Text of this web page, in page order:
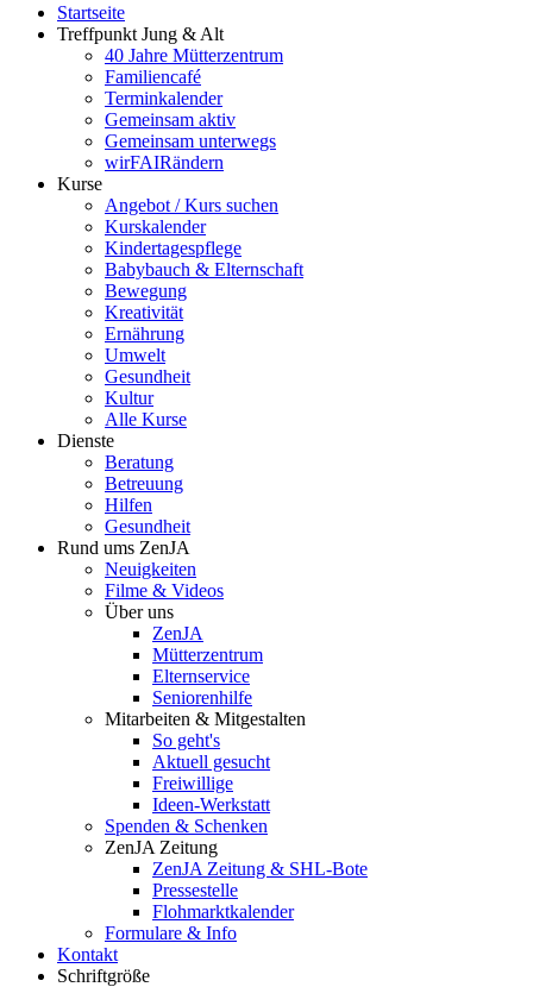
Startseite
Treffpunkt Jung & Alt
40 Jahre Mütterzentrum
Familiencafé
Terminkalender
Gemeinsam aktiv
Gemeinsam unterwegs
wirFAIRändern
Kurse
Angebot / Kurs suchen
Kurskalender
Kindertagespflege
Babybauch & Elternschaft
Bewegung
Kreativität
Ernährung
Umwelt
Gesundheit
Kultur
Alle Kurse
Dienste
Beratung
Betreuung
Hilfen
Gesundheit
Rund ums ZenJA
Neuigkeiten
Filme & Videos
Über uns
ZenJA
Mütterzentrum
Elternservice
Seniorenhilfe
Mitarbeiten & Mitgestalten
So geht's
Aktuell gesucht
Freiwillige
Ideen-Werkstatt
Spenden & Schenken
ZenJA Zeitung
ZenJA Zeitung & SHL-Bote
Pressestelle
Flohmarktkalender
Formulare & Info
Kontakt
Schriftgröße